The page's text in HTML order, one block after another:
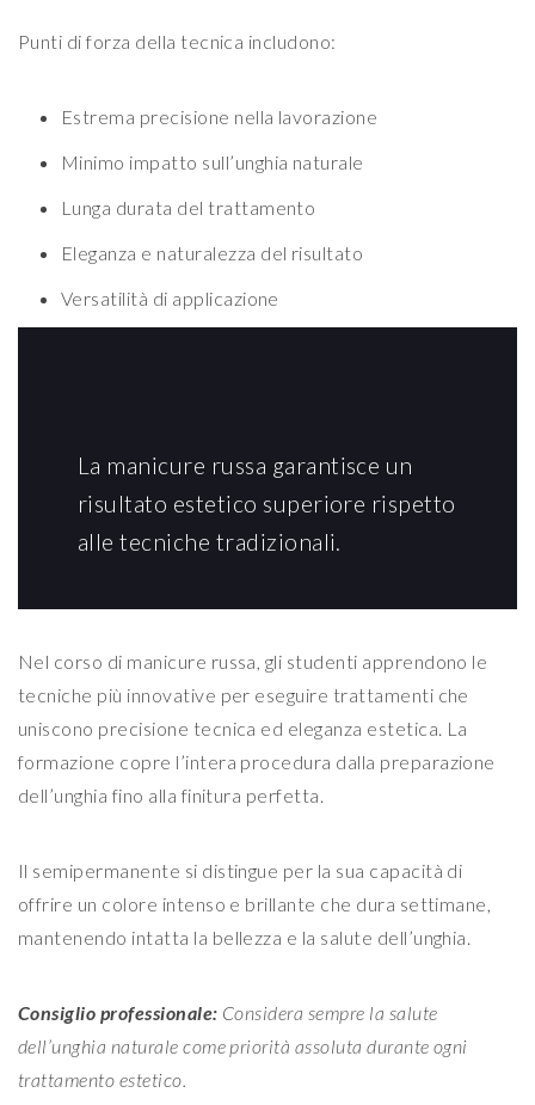
Punti di forza della tecnica includono:
Estrema precisione nella lavorazione
Minimo impatto sull’unghia naturale
Lunga durata del trattamento
Eleganza e naturalezza del risultato
Versatilità di applicazione
La manicure russa garantisce un
risultato estetico superiore rispetto
alle tecniche tradizionali.
Nel corso di manicure russa, gli studenti apprendono le
tecniche più innovative per eseguire trattamenti che
uniscono precisione tecnica ed eleganza estetica. La
formazione copre l’intera procedura dalla preparazione
dell’unghia fino alla finitura perfetta.
Il semipermanente si distingue per la sua capacità di
offrire un colore intenso e brillante che dura settimane,
mantenendo intatta la bellezza e la salute dell’unghia.
Consiglio professionale: Considera sempre la salute
dell’unghia naturale come priorità assoluta durante ogni
trattamento estetico.